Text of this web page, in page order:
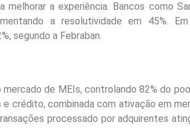
a experiência. Bancos como
a resolutividade em 45%.
segundo a Febraban.
de MEIs, controlando 82% do
crédito, combinada com ativação em
processado por adquirentes